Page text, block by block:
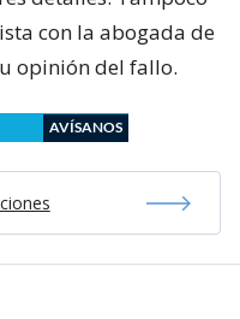
con la abogada de
opinión del fallo.
AVÍSANOS